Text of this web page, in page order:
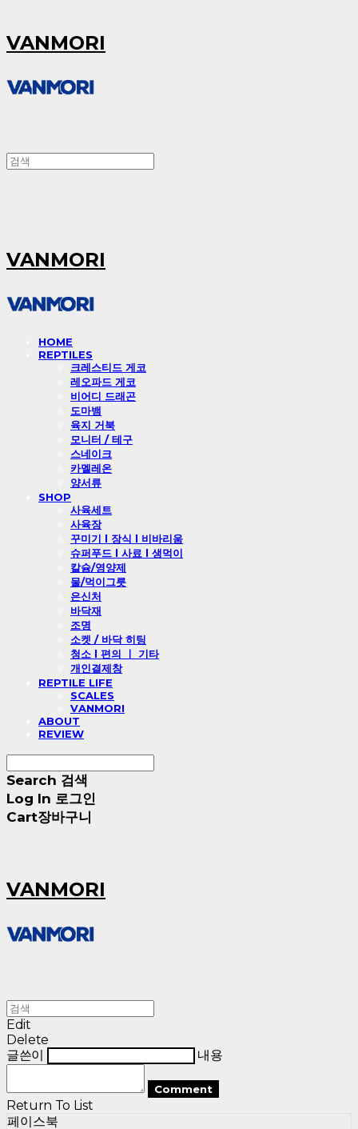
VANMORI
VANMORI
HOME
REPTILES
크레스티드 게코
레오파드 게코
비어디 드래곤
도마뱀
육지 거북
모니터 / 테구
스네이크
카멜레온
양서류
SHOP
사육세트
사육장
꾸미기 l 장식 l 비바리움
슈퍼푸드 l 사료 l 생먹이
칼슘/영양제
물/먹이그릇
은신처
바닥재
조명
소켓 / 바닥 히팅
청소 l 편의 ㅣ 기타
개인결제창
REPTILE LIFE
SCALES
VANMORI
ABOUT
REVIEW
Search 검색
Log In 로그인
Cart장바구니
VANMORI
Edit
Delete
글쓴이
내용
Comment
Return To List
페이스북